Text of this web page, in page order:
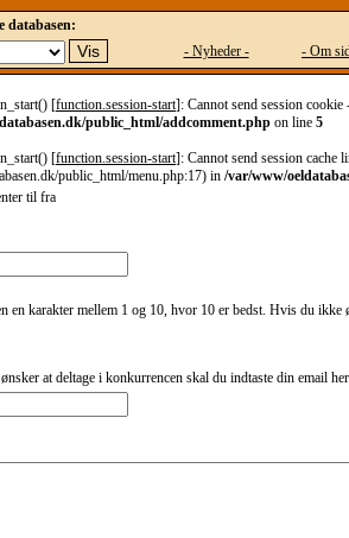
databasen:
- Nyheder -
- Om
[function.session-start]: Cannot send session
public_html/addcomment.php on line 5
[function.session-start]: Cannot send session cache
public_html/menu.php:17) in /var/www/
til fra
en karakter mellem 1 og 10, hvor 10 er bedst. Hvis du ikke
at deltage i konkurrencen skal du indtaste din email